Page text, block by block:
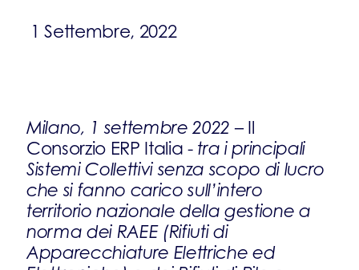
1 Settembre, 2022
Milano, 1 settembre 2022 – Il
Consorzio ERP Italia - tra i principali
Sistemi Collettivi senza scopo di lucro
che si fanno carico sull’intero
territorio nazionale della gestione a
norma dei RAEE (Rifiuti di
Apparecchiature Elettriche ed